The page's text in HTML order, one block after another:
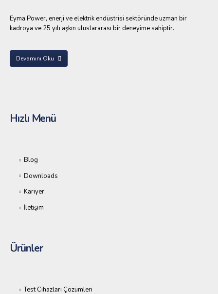
Eyma Power, enerji ve elektrik endüstrisi sektöründe uzman bir
kadroya ve 25 yılı aşkın uluslararası bir deneyime sahiptir.
Devamını Oku
Hızlı Menü
Blog
Downloads
Kariyer
İletişim
Ürünler
Test Cihazları Çözümleri